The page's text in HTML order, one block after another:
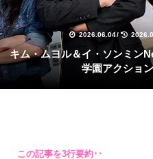
2026.06.04/
キム・ムヨル＆イ・ソンミンNetflix主演作「鉄槌教師」、痛快
学園アクショ